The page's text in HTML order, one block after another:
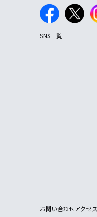
SNS一覧
お問い合わせアクセス